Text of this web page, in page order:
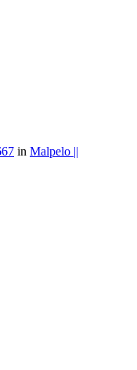
in Malpelo ||